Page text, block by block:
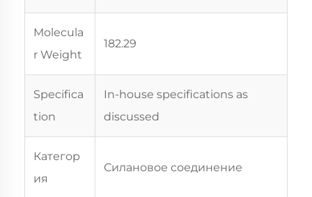
Molecula
r Weight
182.29
Specifica
tion
In-house specifications as
discussed
Категор
ия
Силановое соединение